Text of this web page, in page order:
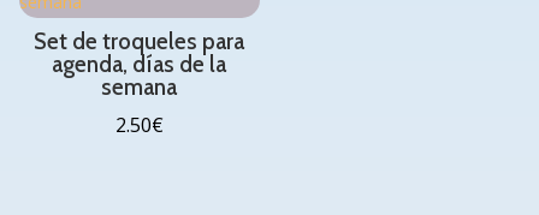
Set de troqueles para
agenda, días de la
semana
2.50€